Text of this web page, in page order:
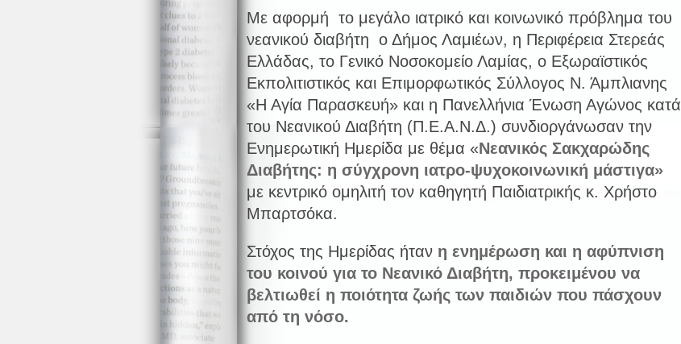
Με αφορμή το μεγάλο ιατρικό και κοινωνικό πρόβλημα του
νεανικού διαβήτη ο Δήμος Λαμιέων, η Περιφέρεια Στερεάς
Ελλάδας, το Γενικό Νοσοκομείο Λαμίας, ο Εξωραϊστικός
Εκπολιτιστικός και Επιμορφωτικός Σύλλογος Ν. Άμπλιανης
«Η Αγία Παρασκευή» και η Πανελλήνια Ένωση Αγώνος κατά
του Νεανικού Διαβήτη (Π.Ε.Α.Ν.Δ.) συνδιοργάνωσαν την
Ενημερωτική Ημερίδα με θέμα «Νεανικός Σακχαρώδης
Διαβήτης: η σύγχρονη ιατρο-ψυχοκοινωνική μάστιγα»
με κεντρικό ομηλιτή τον καθηγητή Παιδιατρικής κ. Χρήστο
Μπαρτσόκα.
Στόχος της Ημερίδας ήταν η ενημέρωση και η αφύπνιση
του κοινού για το Νεανικό Διαβήτη, προκειμένου να
βελτιωθεί η ποιότητα ζωής των παιδιών που πάσχουν
από τη νόσο.